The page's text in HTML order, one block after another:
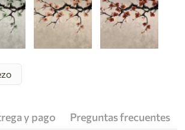
y pago Preguntas frecuentes